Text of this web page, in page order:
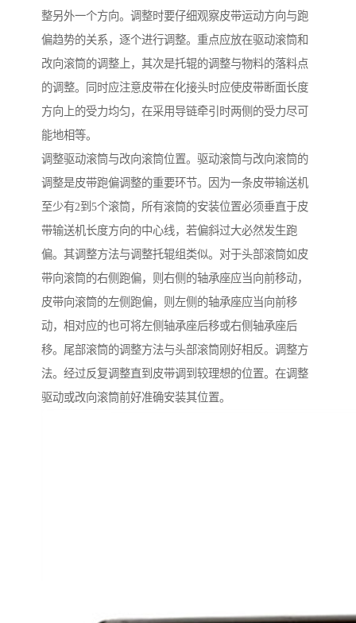
整另外一个方向。调整时要仔细观察皮带运动方向与跑
偏趋势的关系，逐个进行调整。重点应放在驱动滚筒和
改向滚筒的调整上，其次是托辊的调整与物料的落料点
的调整。同时应注意皮带在化接头时应使皮带断面长度
方向上的受力均匀，在采用导链牵引时两侧的受力尽可
能地相等。
调整驱动滚筒与改向滚筒位置。驱动滚筒与改向滚筒的
调整是皮带跑偏调整的重要环节。因为一条皮带输送机
至少有2到5个滚筒，所有滚筒的安装位置必须垂直于皮
带输送机长度方向的中心线，若偏斜过大必然发生跑
偏。其调整方法与调整托辊组类似。对于头部滚筒如皮
带向滚筒的右侧跑偏，则右侧的轴承座应当向前移动，
皮带向滚筒的左侧跑偏，则左侧的轴承座应当向前移
动，相对应的也可将左侧轴承座后移或右侧轴承座后
移。尾部滚筒的调整方法与头部滚筒刚好相反。调整方
法。经过反复调整直到皮带调到较理想的位置。在调整
驱动或改向滚筒前好准确安装其位置。